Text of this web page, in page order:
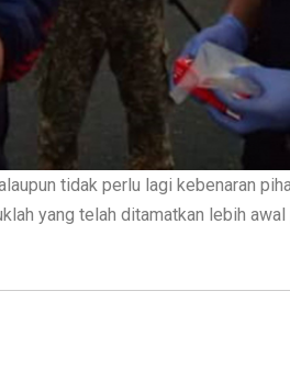
tidak perlu lagi kebenaran
yang telah ditamatkan lebih